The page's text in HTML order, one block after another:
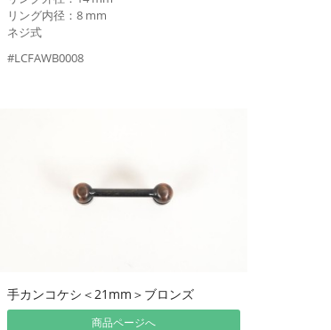
リング内径：8 mm
ネジ式
#LCFAWB0008
手カンコケシ＜21mm＞ブロンズ
商品ページへ